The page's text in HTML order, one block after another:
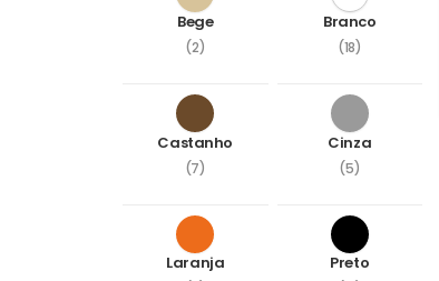
Bege
(2)
Branco
(18)
Castanho
(7)
Cinza
(5)
Laranja Preto